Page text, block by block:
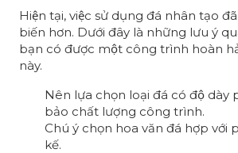
Hiện tại, việc sử dụng đá nhân tạo
biến hơn. Dưới đây là những lưu ý
bạn có được một công trình hoàn
này.
Nên lựa chọn loại đá có độ dày
bảo chất lượng công trình.
Chú ý chọn hoa văn đá hợp với
kế.